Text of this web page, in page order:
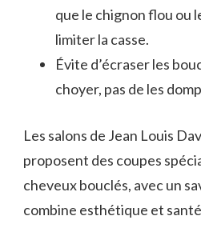
que le chignon flou ou
limiter la casse.
Évite d’écraser les
choyer, pas de les
Les salons de Jean Louis
proposent des coupes
cheveux bouclés, avec un
combine esthétique et